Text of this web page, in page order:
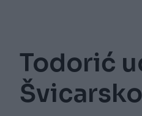
Todorić